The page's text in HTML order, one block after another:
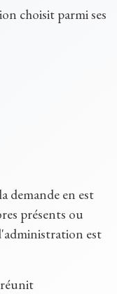
choisit parmi ses
demande en est
présents ou
est
réunit